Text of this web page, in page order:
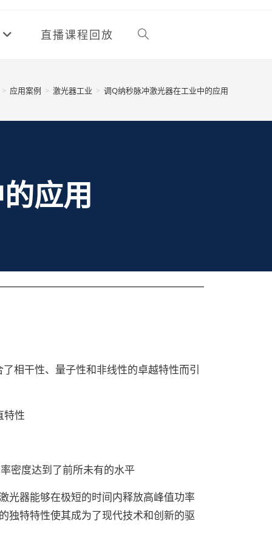
直播课程回放
> 应用案例 > 激光器工业 > 调Q纳秒脉冲激光器在工业中的应用
应用
相干性、量子性和非线性的卓越特性而引
特性
密度达到了前所未有的水平
光器能够在极短的时间内释放高峰值功率
独特特性使其成为了现代技术和创新的驱